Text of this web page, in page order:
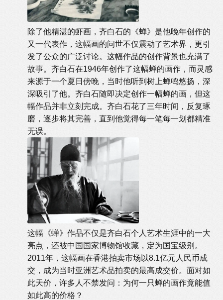
除了他精湛的虾画，齐白石的《蝉》是他晚年创作的
又一代表作，这幅画的问世不仅震动了艺术界，更引
发了公众的广泛讨论。这幅作品的创作背景也充满了
故事。齐白石在1946年创作了这幅蝉的画作，而灵感
来源于一个夏日傍晚，当时他听到树上蝉鸣悠扬，深
深吸引了他。齐白石随即决定创作一幅蝉的画，但这
幅作品并非立刻完成。齐白石花了三年时间，反复琢
磨，逐步将其完善，直到他觉得每一笔每一划都精准
无误。
这幅《蝉》作品不仅是齐白石个人艺术生涯中的一大
亮点，还被中国国家博物馆收藏，定为国宝级别。
2011年，这幅画在香港拍卖市场以8.1亿元人民币成
交，成为当时亚洲艺术品拍卖的最高成交价。面对如
此天价，许多人不禁发问：为何一只蝉的画作竟能值
如此高的价格？